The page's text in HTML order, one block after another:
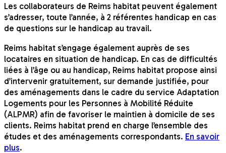
Les collaborateurs de Reims habitat peuvent également
s’adresser, toute l’année, à 2 référentes handicap en cas
de questions sur le handicap au travail.
Reims habitat s’engage également auprès de ses
locataires en situation de handicap. En cas de difficultés
liées à l’âge ou au handicap, Reims habitat propose ainsi
d’intervenir gratuitement, sur demande justifiée, pour
des aménagements dans le cadre du service Adaptation
Logements pour les Personnes à Mobilité Réduite
(ALPMR) afin de favoriser le maintien à domicile de ses
clients. Reims habitat prend en charge l’ensemble des
études et des aménagements correspondants. En savoir
plus.